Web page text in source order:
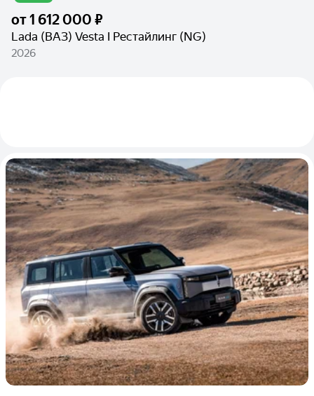
от1 612 000 ₽
Lada (ВАЗ) Vesta I Рестайлинг (NG)
2026